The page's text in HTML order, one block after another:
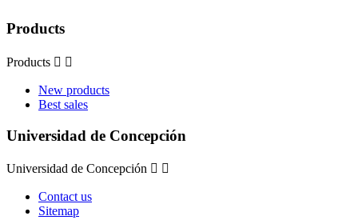
Products
Products  
New products
Best sales
Universidad de Concepción
Universidad de Concepción  
Contact us
Sitemap